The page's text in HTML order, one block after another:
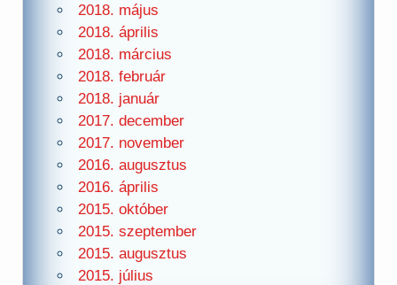
2018. május
2018. április
2018. március
2018. február
2018. január
2017. december
2017. november
2016. augusztus
2016. április
2015. október
2015. szeptember
2015. augusztus
2015. július